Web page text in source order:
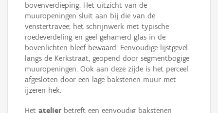
bovenverdieping. Het uitzicht van de
muuropeningen sluit aan bij die van de
venstertravee; het schrijnwerk met typische
roedeverdeling en geel gehamerd glas in de
bovenlichten bleef bewaard. Eenvoudige lijstgevel
langs de Kerkstraat, geopend door segmentbogige
muuropeningen. Ook aan deze zijde is het perceel
afgesloten door een lage bakstenen muur met
ijzeren hek.
Het atelier betreft een eenvoudig bakstenen